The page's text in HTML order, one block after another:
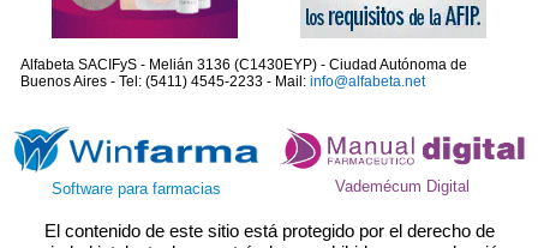
Alfabeta SACIFyS - Melián 3136 (C1430EYP) - Ciudad Autónoma de
Buenos Aires - Tel: (5411) 4545-2233 - Mail: info@alfabeta.net
Software para farmacias Vademécum Digital
El contenido de este sitio está protegido por el derecho de